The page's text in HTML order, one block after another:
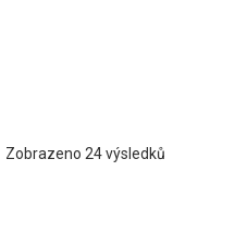
Zobrazeno 24 výsledků